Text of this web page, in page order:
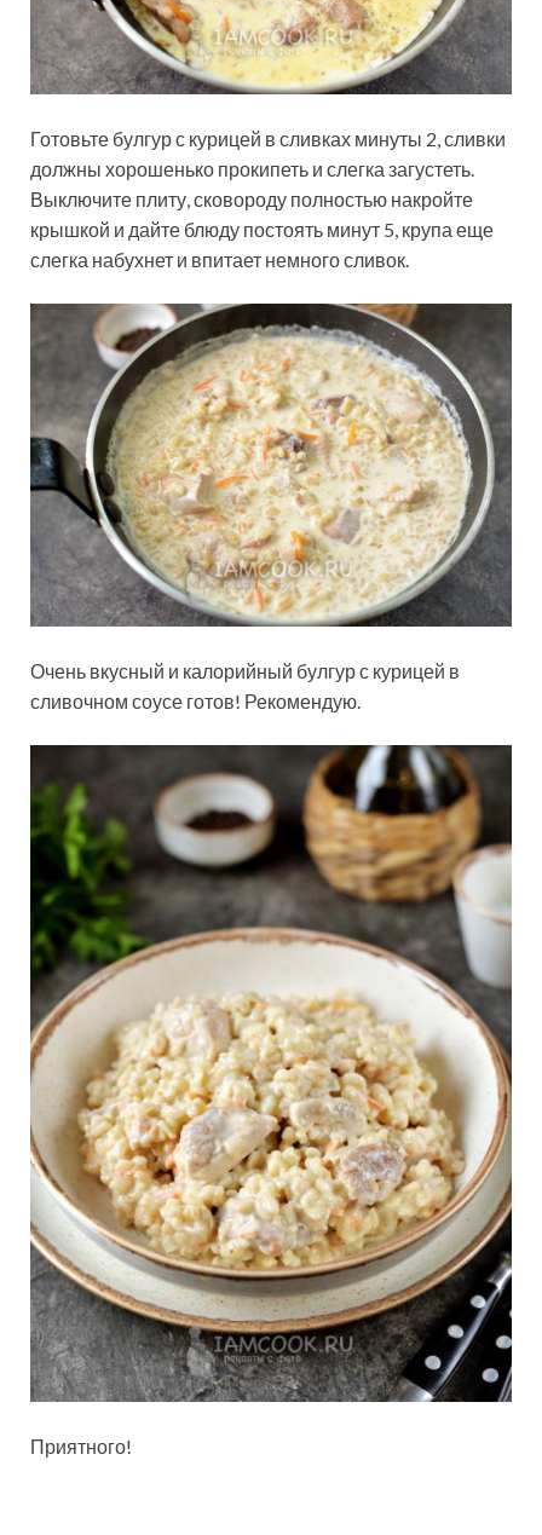
Готовьте булгур с курицей в сливках минуты 2, сливки
должны хорошенько прокипеть и слегка загустеть.
Выключите плиту, сковороду полностью накройте
крышкой и дайте блюду постоять минут 5, крупа еще
слегка набухнет и впитает немного сливок.
Очень вкусный и калорийный булгур с курицей в
сливочном соусе готов! Рекомендую.
Приятного!